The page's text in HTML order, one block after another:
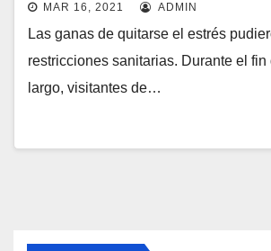
MAR 16, 2021 ADMIN
Las ganas de quitarse el estrés
restricciones sanitarias. Durante el fin
largo, visitantes de…